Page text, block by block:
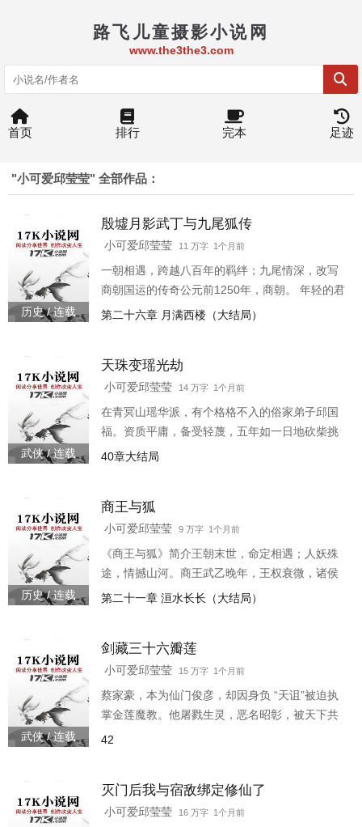
路飞儿童摄影小说网
www.the3the3.com
首页 排行 完本 足迹
"小可爱邱莹莹" 全部作品：
历史 / 连载
殷墟月影武丁与九尾狐传
小可爱邱莹莹 11 万字 1个月前
一朝相遇，跨越八百年的羁绊；九尾情深，改写
商朝国运的传奇公元前1250年，商朝。 年轻的君
王武丁继位未久，大旱连月，朝局动荡，内忧外
备了一场跨越时空的邂逅。 邱莹莹，修行千年的
九尾狐，青丘最后的王室血脉。八百三十七年
来，每个满月之夜，她都在同一个湖畔等待——
等待那个曾许诺 “待天下太平，必归来”的夏朝君
第二十六章 月满西楼（大结局）
武侠 / 连载
天珠变瑶光劫
小可爱邱莹莹 14 万字 1个月前
在青冥山瑶华派，有个格格不入的俗家弟子邱国
福。资质平庸，备受轻蔑，五年如一日地砍柴挑
水，背负着亡国遗孤的重担与一把被嘲为 “顽铁”
国福的名字与剑一起，被卷入宗门高层的审视与
猜忌。 然而无人知晓，这把剑，实为上古神器 “天
珠”所化。更无人知晓，它与清琼派那位清冷绝俗
的天之骄女邱丽珠，有着宿命般的因果纠缠。 昔
40章大结局
历史 / 连载
商王与狐
小可爱邱莹莹 9 万字 1个月前
《商王与狐》简介王朝末世，命定相遇；人妖殊
途，情撼山河。商王武乙晚年，王权衰微，诸侯
离心。 王孙子托（即后来的商王文丁）骁勇桀
洹水之畔猎场，救下一只后腿被捕猎夹所伤、通
体雪白的灵狐。 狐名邱莹莹，修行三百年，聪慧
灵动，为报恩，更为渡劫积德，出现在他面前。
第二十一章 洹水长长（大结局）
武侠 / 连载
剑藏三十六瓣莲
小可爱邱莹莹 15 万字 1个月前
蔡家豪，本为仙门俊彦，却因身负 “天诅”被迫执
掌金莲魔教。他屠戮生灵，恶名昭彰，被天下共
指为 “万古第一魔头”。每一次杀戮，皆是向死而
夜。
42
灭门后我与宿敌绑定修仙了
小可爱邱莹莹 16 万字 1个月前